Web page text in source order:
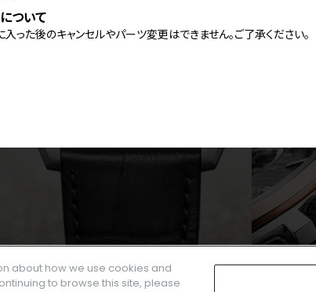
ついて
った後のキャンセルやパーツ変更はできません。ご了承ください。
about how we use cookies and
to browse this site, please